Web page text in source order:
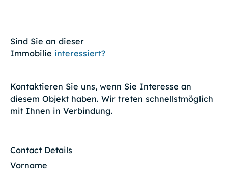
Sind Sie an dieser
Immobilie interessiert?
Kontaktieren Sie uns, wenn Sie Interesse an
diesem Objekt haben. Wir treten schnellstmöglich
mit Ihnen in Verbindung.
Contact Details
Vorname